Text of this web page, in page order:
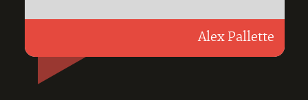
Alex Pallette